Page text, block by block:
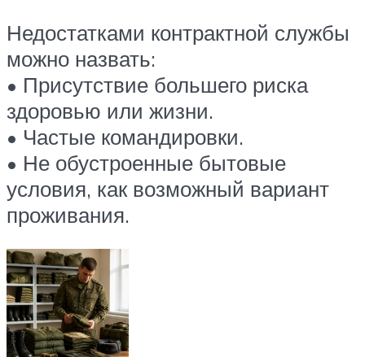
Недостатками контрактной службы
можно назвать:
• Присутствие большего риска
здоровью или жизни.
• Частые командировки.
• Не обустроенные бытовые
условия, как возможный вариант
проживания.